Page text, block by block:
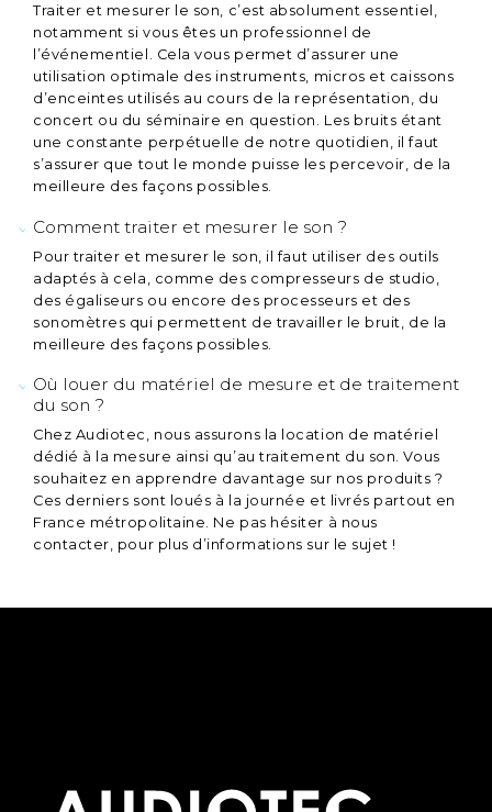
Traiter et mesurer le son, c’est absolument essentiel,
notamment si vous êtes un professionnel de
l’événementiel. Cela vous permet d’assurer une
utilisation optimale des instruments, micros et caissons
d’enceintes utilisés au cours de la représentation, du
concert ou du séminaire en question. Les bruits étant
une constante perpétuelle de notre quotidien, il faut
s’assurer que tout le monde puisse les percevoir, de la
meilleure des façons possibles.
Comment traiter et mesurer le son ?
Pour traiter et mesurer le son, il faut utiliser des outils
adaptés à cela, comme des compresseurs de studio,
des égaliseurs ou encore des processeurs et des
sonomètres qui permettent de travailler le bruit, de la
meilleure des façons possibles.
Où louer du matériel de mesure et de traitement
du son ?
Chez Audiotec, nous assurons la location de matériel
dédié à la mesure ainsi qu’au traitement du son. Vous
souhaitez en apprendre davantage sur nos produits ?
Ces derniers sont loués à la journée et livrés partout en
France métropolitaine. Ne pas hésiter à nous
contacter, pour plus d’informations sur le sujet !